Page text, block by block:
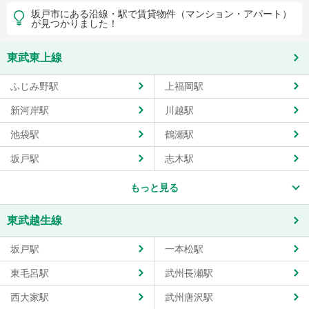
坂戸市にある沿線・駅で賃貸物件（マンション・アパート）
が見つかりました！
東武東上線
ふじみ野駅 上福岡駅
新河岸駅 川越駅
池袋駅 鶴瀬駅
坂戸駅 志木駅
もっと見る
東武越生線
坂戸駅 一本松駅
東毛呂駅 武州長瀬駅
西大家駅 武州唐沢駅